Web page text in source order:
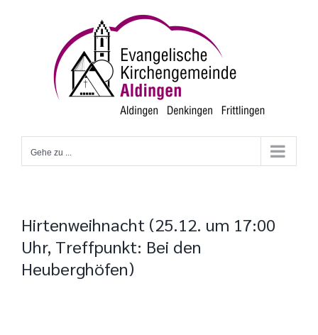
Gehe zu ...
Hirtenweihnacht (25.12. um 17:00
Uhr, Treffpunkt: Bei den
Heuberghöfen)